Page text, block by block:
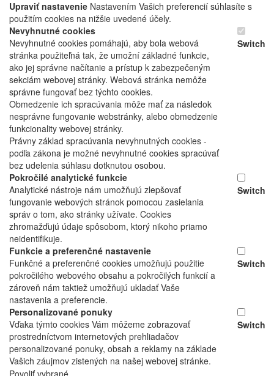
Upraviť nastavenie Nastavením Vašich preferencií súhlasíte s
použitím cookies na nižšie uvedené účely.
Nevyhnutné cookies
Nevyhnutné cookies pomáhajú, aby bola webová
stránka použiteľná tak, že umožní základné funkcie,
ako jej správne načítanie a prístup k zabezpečeným
sekciám webovej stránky. Webová stránka nemôže
správne fungovať bez týchto cookies.
Obmedzenie ich spracúvania môže mať za následok
nesprávne fungovanie webstránky, alebo obmedzenie
funkcionality webovej stránky.
Právny základ spracúvania nevyhnutných cookies -
podľa zákona je možné nevyhnutné cookies spracúvať
bez udelenia súhlasu dotknutou osobou.
Switch
Pokročilé analytické funkcie
Analytické nástroje nám umožňujú zlepšovať
fungovanie webových stránok pomocou zasielania
správ o tom, ako stránky užívate. Cookies
zhromažďujú údaje spôsobom, ktorý nikoho priamo
neidentifikuje.
Switch
Funkcie a preferenčné nastavenie
Funkčné a preferenčné cookies umožňujú použitie
pokročilého webového obsahu a pokročilých funkcií a
zároveň nám taktiež umožňujú ukladať Vaše
nastavenia a preferencie.
Switch
Personalizované ponuky
Vďaka týmto cookies Vám môžeme zobrazovať
prostredníctvom internetových prehliadačov
personalizované ponuky, obsah a reklamy na základe
Vašich záujmov zistených na našej webovej stránke.
Switch
Povoliť vybrané